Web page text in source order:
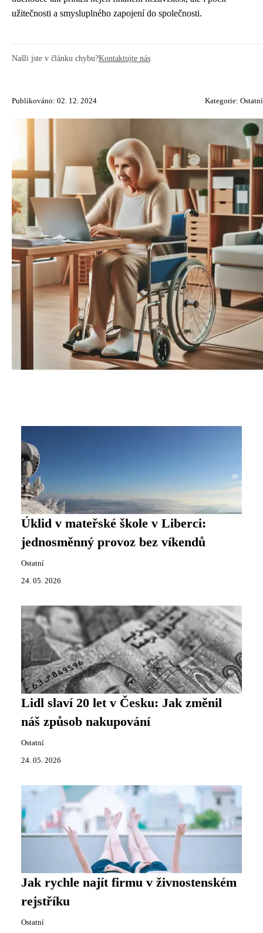
užitečnosti a smysluplného zapojení do společnosti.
Našli jste v článku chybu?Kontaktujte nás
Publikováno: 02. 12. 2024 Kategorie: Ostatní
Úklid v mateřské škole v Liberci:
jednosměnný provoz bez víkendů
Ostatní
24. 05. 2026
Lidl slaví 20 let v Česku: Jak změnil
náš způsob nakupování
Ostatní
24. 05. 2026
Jak rychle najít firmu v živnostenském
rejstříku
Ostatní